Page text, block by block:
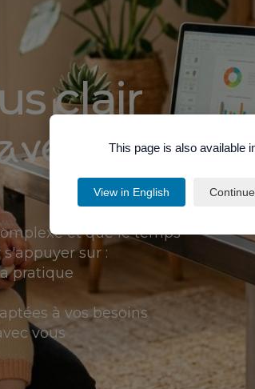
clair
plus de
et que le temps
sur :
pratique
à vos besoins
vous
This page is also available
View in English